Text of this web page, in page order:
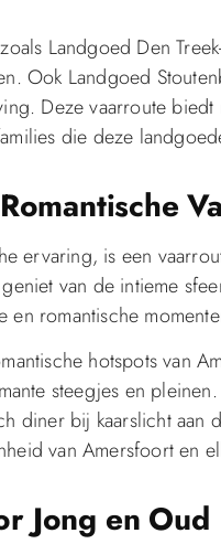
Landgoed Den
Ook Landgoed
Deze vaarroute biedt
die deze
ervaring, is een
van de intieme
romantische
hotspots van
steegjes en
diner bij kaarslicht aan
van Amersfoort en
Jong en Oud